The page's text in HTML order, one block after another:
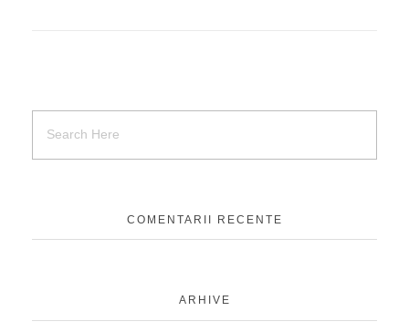
COMENTARII RECENTE
ARHIVE